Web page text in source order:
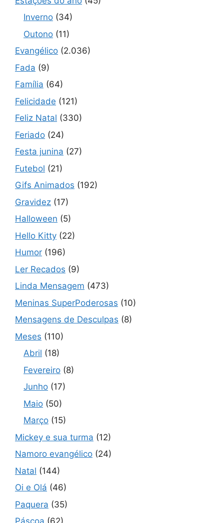
Inverno (34)
Outono (11)
Evangélico (2.036)
Fada (9)
Família (64)
Felicidade (121)
Feliz Natal (330)
Feriado (24)
Festa junina (27)
Futebol (21)
Gifs Animados (192)
Gravidez (17)
Halloween (5)
Hello Kitty (22)
Humor (196)
Ler Recados (9)
Linda Mensagem (473)
Meninas SuperPoderosas (10)
Mensagens de Desculpas (8)
Meses (110)
Abril (18)
Fevereiro (8)
Junho (17)
Maio (50)
Março (15)
Mickey e sua turma (12)
Namoro evangélico (24)
Natal (144)
Oi e Olá (46)
Paquera (35)